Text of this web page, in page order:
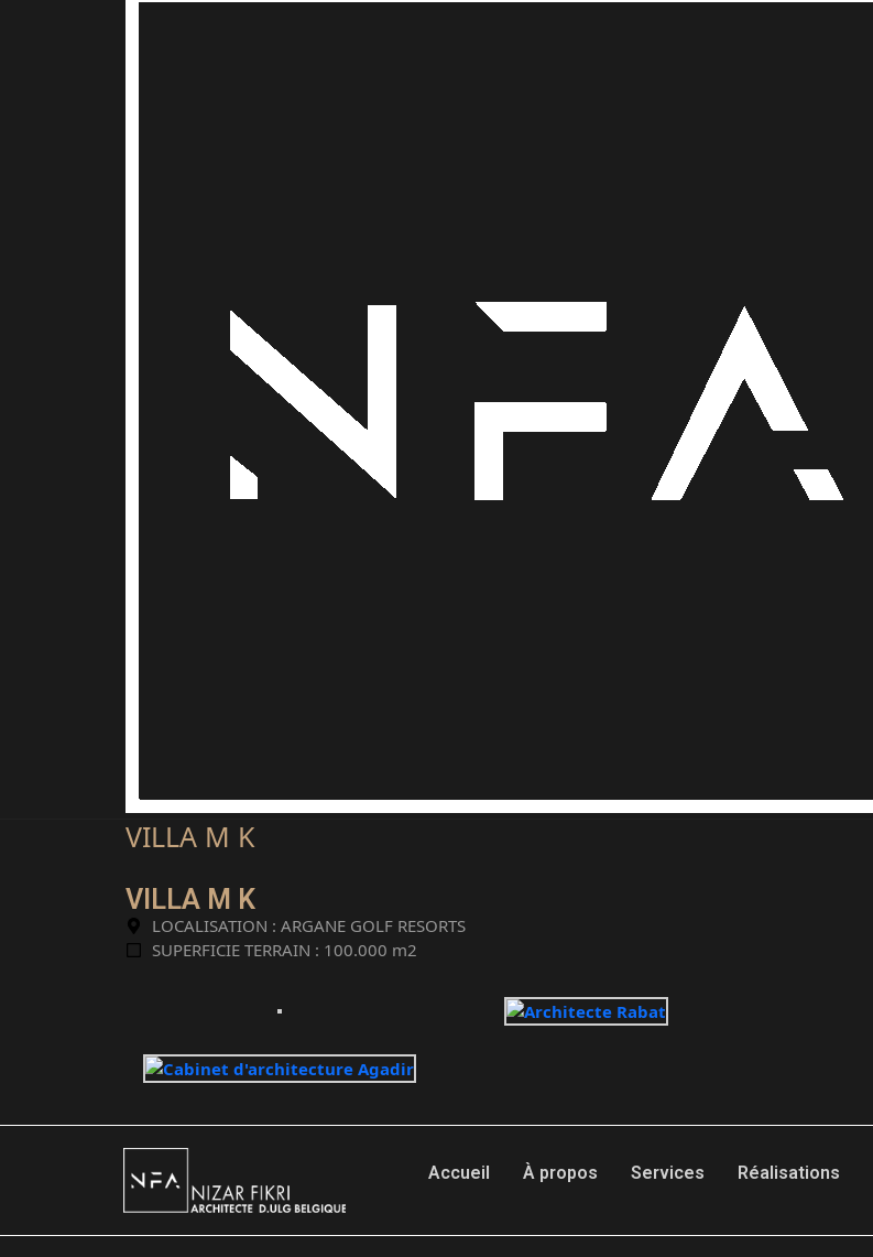
VILLA M K
VILLA M K
LOCALISATION : ARGANE GOLF RESORTS
SUPERFICIE TERRAIN : 100.000 m2
Accueil À propos Services Réalisations